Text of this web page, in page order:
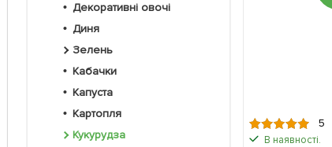
Декоративні овочі
Диня
Зелень
Кабачки
Капуста
Картопля
Кукурудза
5
В наявності.